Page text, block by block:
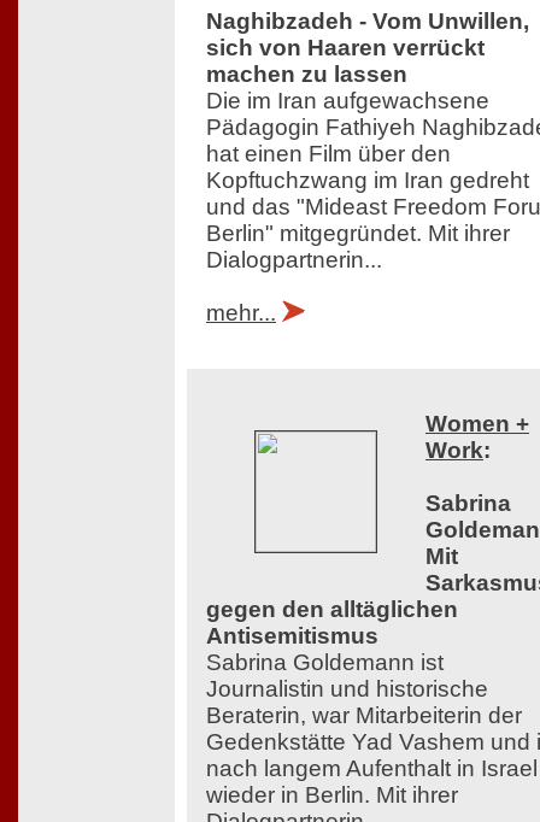
Naghibzadeh - Vom Unwillen,
sich von Haaren verrückt
machen zu lassen
Die im Iran aufgewachsene
Pädagogin Fathiyeh
hat einen Film über den
Kopftuchzwang im Iran gedreht
und das "Mideast Freedom
Berlin" mitgegründet. Mit ihrer
Dialogpartnerin...
mehr...
Women +
Work:
Sabrina
Mit
gegen den alltäglichen
Antisemitismus
Sabrina Goldemann ist
Journalistin und historische
Beraterin, war Mitarbeiterin der
Gedenkstätte Yad Vashem und
nach langem Aufenthalt in Israel
wieder in Berlin. Mit ihrer